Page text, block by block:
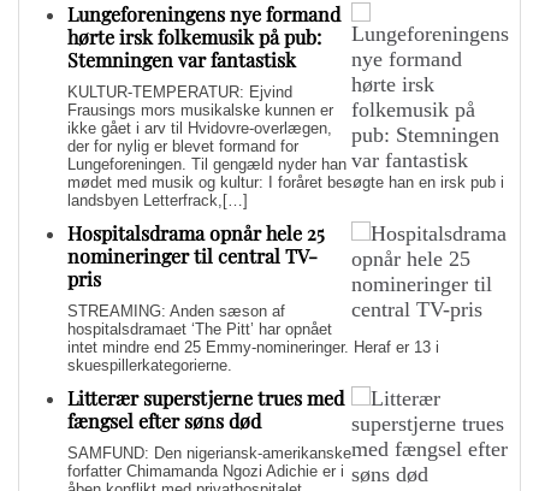
Lungeforeningens nye formand
hørte irsk folkemusik på pub:
Stemningen var fantastisk
KULTUR-TEMPERATUR: Ejvind
Frausings mors musikalske kunnen er
ikke gået i arv til Hvidovre-overlægen,
der for nylig er blevet formand for
Lungeforeningen. Til gengæld nyder han
mødet med musik og kultur: I foråret besøgte han en irsk pub i
landsbyen Letterfrack,[…]
Hospitalsdrama opnår hele 25
nomineringer til central TV-
pris
STREAMING: Anden sæson af
hospitalsdramaet ‘The Pitt’ har opnået
intet mindre end 25 Emmy-nomineringer. Heraf er 13 i
skuespillerkategorierne.
Litterær superstjerne trues med
fængsel efter søns død
SAMFUND: Den nigeriansk-amerikanske
forfatter Chimamanda Ngozi Adichie er i